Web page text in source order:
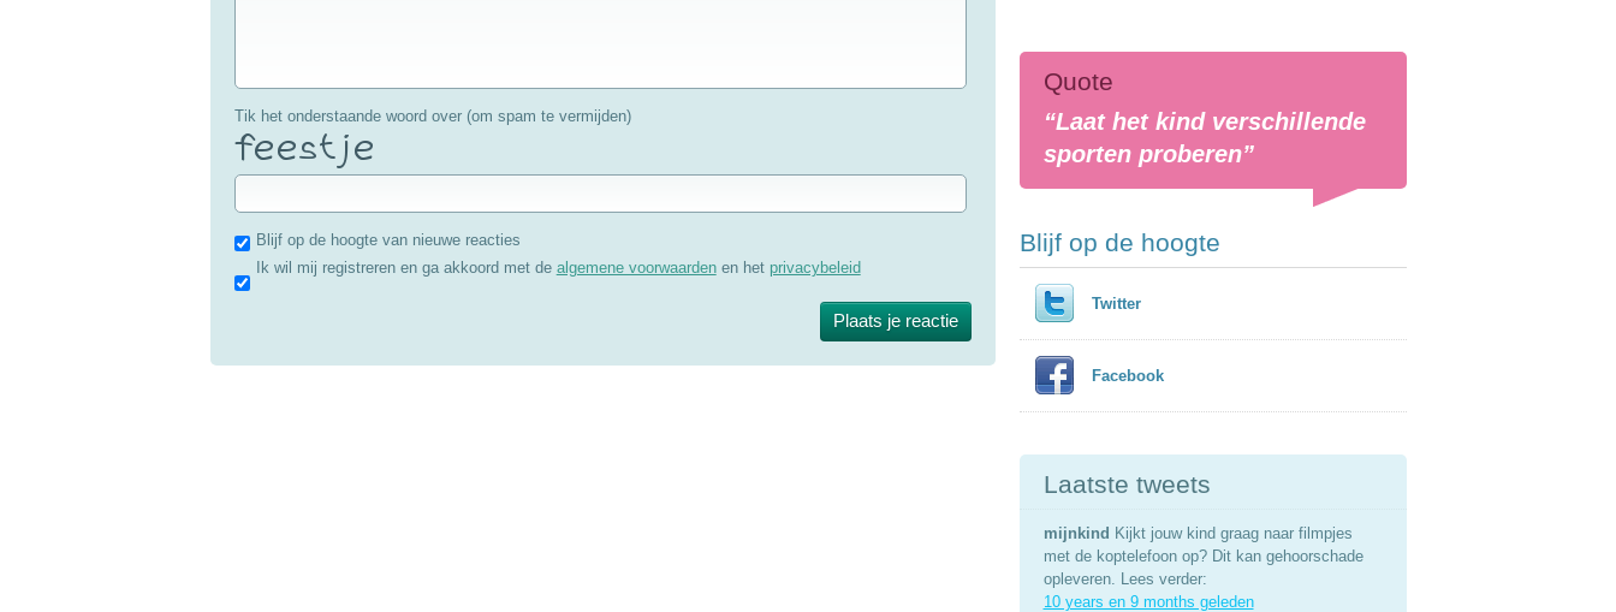
Tik het onderstaande woord over (om spam te vermijden)
Blijf op de hoogte van nieuwe reacties
Ik wil mij registreren en ga akkoord met de algemene voorwaardenen het privacybeleid
Quote
“Laat het kind verschillende
sporten proberen”
Blijf op de hoogte
Twitter
Facebook
Laatste tweets
mijnkind Kijkt jouw kind graag naar filmpjes
met de koptelefoon op? Dit kan gehoorschade
opleveren. Lees verder:
10 years en 9 months geleden